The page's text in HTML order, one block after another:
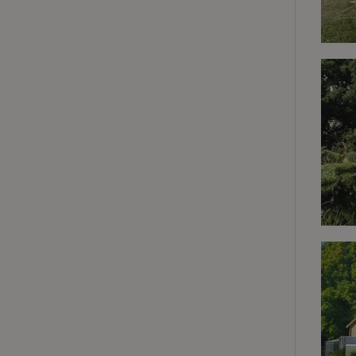
Strikt
accountbeheer.
_tt_enable_cookie
_pinterest_ct_ua